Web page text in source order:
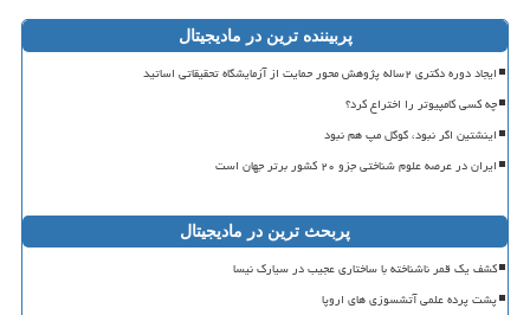
پربیننده ترین در مادیجیتال
ایجاد دوره دکتری ۲ساله پژوهش محور حمایت از آزمایشگاه تحقیقاتی اساتید
چه کسی کامپیوتر را اختراع کرد؟
اینشتین اگر نبود، گوگل مپ هم نبود
ایران در عرصه علوم شناختی جزو ۲۰ کشور برتر جهان است
پربحث ترین در مادیجیتال
کشف یک قمر ناشناخته با ساختاری عجیب در سیارک نیسا
پشت پرده علمی آتشسوزی های اروپا